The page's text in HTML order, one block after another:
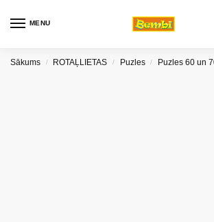
MENU
Sākums / ROTAĻLIETAS / Puzles / Puzles 60 un